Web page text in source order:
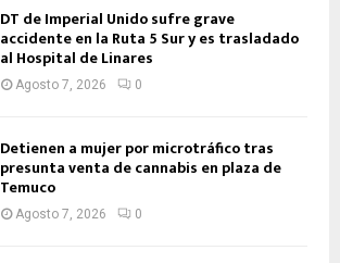
DT de Imperial Unido sufre grave
accidente en la Ruta 5 Sur y es trasladado
al Hospital de Linares
Agosto 7, 2026 0
Detienen a mujer por microtráfico tras
presunta venta de cannabis en plaza de
Temuco
Agosto 7, 2026 0